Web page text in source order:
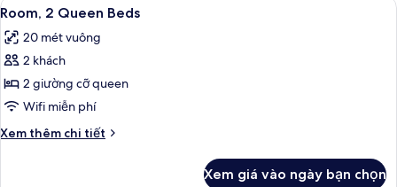
tất
cả
ảnh
Room,
2
Queen
Beds
1
Room, 2 Queen Beds
20 mét vuông
2 khách
2 giường cỡ queen
Wifi miễn phí
Xem thêm chi tiết
Chi
Xem giá vào ngày bạn chọn